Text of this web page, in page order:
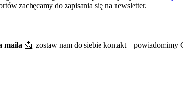
zachęcamy do zapisania się na newsletter.
maila 📩, zostaw nam do siebie kontakt – powiadomimy